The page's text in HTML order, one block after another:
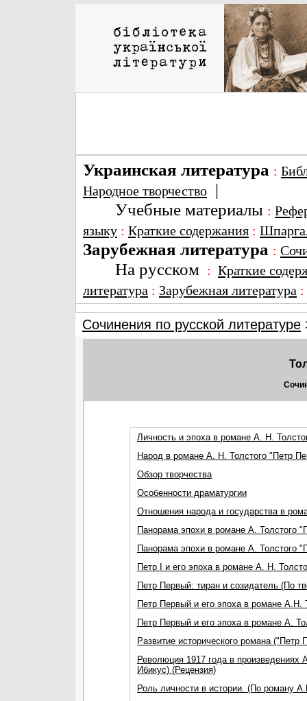
Украинская литература :
Народное творчество |
Учебные материалы :
языку : Краткие содержания :
Зарубежная литература :
На русском : Краткие
литература : Зарубежная литература
Сочинения по русской литературе
Личность и эпоха в романе А. Н.
Народ в романе А. Н. Толстого "Петр
Обзор творчества
Особенности драматургии
Отношения народа и государства в
Панорама эпохи в романе А. Толстого
Панорама эпохи в романе А. Толстого
Петр I и его эпоха в романе А. Н.
Петр Первый: тиран и созидатель (По
Петр Первый и его эпоха в романе А.Н.
Петр Первый и его эпоха в романе А.
Развитие исторического романа ("Петр
Революция 1917 года в
Ибикус) (Рецензия)
Роль личности в истории. (По роману